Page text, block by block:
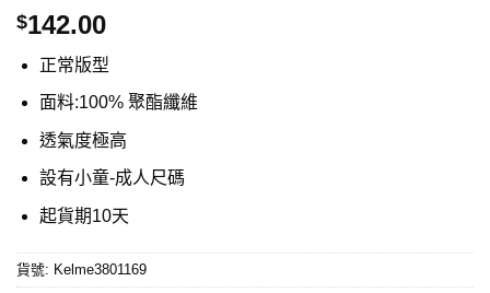
$142.00
正常版型
面料:100% 聚酯纖維
透氣度極高
設有小童-成人尺碼
起貨期10天
貨號: Kelme3801169